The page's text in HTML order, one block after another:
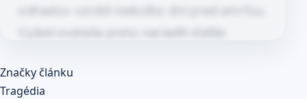
vyšetrenie boli uchované vzorky srdca…
Článok pokračuje po kliknutí
Prečítaj celý článok
Značky článku
Tragédia